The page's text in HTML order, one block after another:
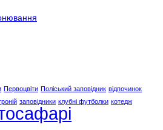
Первоцвіти Поліський заповідник відпочинок
заповідники клубні футболки котедж